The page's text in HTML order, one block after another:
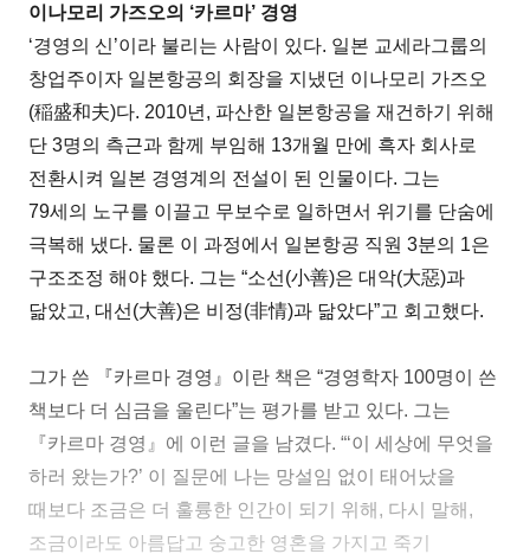
이나모리 가즈오의 ‘카르마’ 경영
‘경영의 신’이라 불리는 사람이 있다. 일본 교세라그룹의
창업주이자 일본항공의 회장을 지냈던 이나모리 가즈오
(稲盛和夫)다. 2010년, 파산한 일본항공을 재건하기 위해
단 3명의 측근과 함께 부임해 13개월 만에 흑자 회사로
전환시켜 일본 경영계의 전설이 된 인물이다. 그는
79세의 노구를 이끌고 무보수로 일하면서 위기를 단숨에
극복해 냈다. 물론 이 과정에서 일본항공 직원 3분의 1은
구조조정 해야 했다. 그는 “소선(小善)은 대악(大惡)과
닮았고, 대선(大善)은 비정(非情)과 닮았다”고 회고했다.
그가 쓴 『카르마 경영』이란 책은 “경영학자 100명이 쓴
책보다 더 심금을 울린다”는 평가를 받고 있다. 그는
『카르마 경영』에 이런 글을 남겼다. “‘이 세상에 무엇을
하러 왔는가?’ 이 질문에 나는 망설임 없이 태어났을
때보다 조금은 더 훌륭한 인간이 되기 위해, 다시 말해,
조금이라도 아름답고 숭고한 영혼을 가지고 죽기